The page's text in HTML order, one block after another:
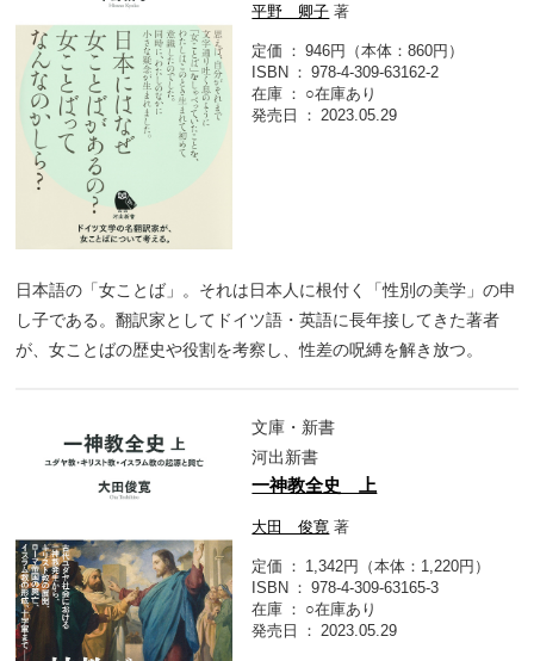
平野 卿子 著
定価
946円（本体：860円）
ISBN
978-4-309-63162-2
在庫
○在庫あり
発売日
2023.05.29
日本語の「女ことば」。それは日本人に根付く「性別の美学」の申
し子である。翻訳家としてドイツ語・英語に長年接してきた著者
が、女ことばの歴史や役割を考察し、性差の呪縛を解き放つ。
文庫・新書
河出新書
一神教全史 上
大田 俊寛 著
定価
1,342円（本体：1,220円）
ISBN
978-4-309-63165-3
在庫
○在庫あり
発売日
2023.05.29